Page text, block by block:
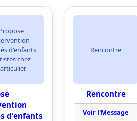
Propose
d'enfants
chez
d'enfants
Rencontre
Rencontre
Voir l'Message